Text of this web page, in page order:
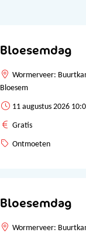
Bloesemdag
Wormerveer:
Bloesem
11 augustus 2026
Gratis
Ontmoeten
Bloesemdag
Wormerveer: